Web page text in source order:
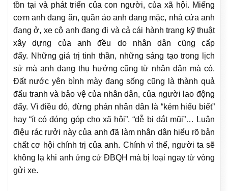
tồn tại và phát triển của con người, của xã hội. Miếng
cơm anh đang ăn, quần áo anh đang mặc, nhà cửa anh
đang ở, xe cộ anh đang đi và cả cái hành trang kỹ thuật
xây dựng của anh đều do nhân dân cũng cấp
đấy. Những giá trị tinh thần, những sáng tạo trong lịch
sử mà anh đang thụ hưởng cũng từ nhân dân mà có.
Đất nước yên bình mày đang sống cũng là thành quả
đấu tranh và bảo vệ của nhân dân, của người lao động
đấy. Vì điều đó, đừng phán nhân dân là “kém hiểu biết”
hay “ít có đóng góp cho xã hội”, “dễ bị dắt mũi”… Luận
điệu rác rưởi này của anh đã làm nhân dân hiểu rõ bản
chất cơ hội chính trị của anh. Chính vì thế, người ta sẽ
không lạ khi anh ứng cử ĐBQH mà bị loại ngay từ vòng
gửi xe.